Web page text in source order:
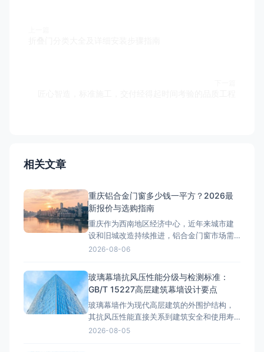
相关文章
重庆铝合金门窗多少钱一平方？2026最
新报价与选购指南
重庆作为西南地区经济中心，近年来城市建
设和旧城改造持续推进，铝合金门窗市场需
求旺盛。从解放碑商圈的高端写字楼到来福
接影响居住舒适度和能耗成本。那么，重庆
铝合金门窗多少钱一平方？这是许多业主在
装修前最关心的问题。本文将结合重庆
2026-08-06
玻璃幕墙抗风压性能分级与检测标准：
GB/T 15227高层建筑幕墙设计要点
玻璃幕墙作为现代高层建筑的外围护结构，
其抗风压性能直接关系到建筑安全和使用寿
命。随着我国超高层建筑的快速发展，幕墙
2026-08-05